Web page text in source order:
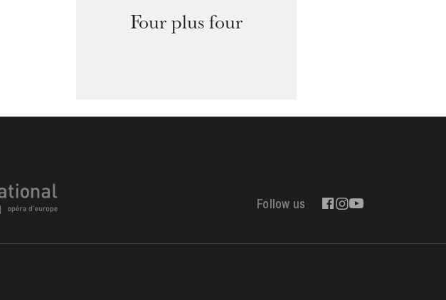
Four plus four
Follow us